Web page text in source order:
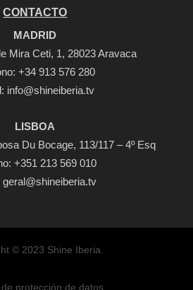
CONTACTO
MADRID
Mira Ceti, 1, 28023 Aravaca
+34 913 576 280
info@shineiberia.tv
LISBOA
Du Bocage, 113/117 – 4º Esq
+351 213 569 010
geral@shineiberia.tv
© 2023 Shine Iberia.
protección de datos